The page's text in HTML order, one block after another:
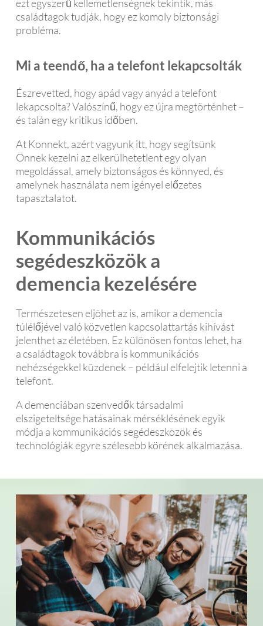
ezt egyszerű kellemetlenségnek tekintik, más
családtagok tudják, hogy ez komoly biztonsági
probléma.
Mi a teendő, ha a telefont lekapcsolták
Észrevetted, hogy apád vagy anyád a telefont
lekapcsolta? Valószínű, hogy ez újra megtörténhet –
és talán egy kritikus időben.
At Konnekt, azért vagyunk itt, hogy segítsünk
Önnek kezelni az elkerülhetetlent egy olyan
megoldással, amely biztonságos és könnyed, és
amelynek használata nem igényel előzetes
tapasztalatot.
Kommunikációs
segédeszközök a
demencia kezelésére
Természetesen eljöhet az is, amikor a demencia
túlélőjével való közvetlen kapcsolattartás kihívást
jelenthet az életében. Ez különösen fontos lehet, ha
a családtagok továbbra is kommunikációs
nehézségekkel küzdenek – például elfelejtik letenni a
telefont.
A demenciában szenvedők társadalmi
elszigeteltsége hatásainak mérséklésének egyik
módja a kommunikációs segédeszközök és
technológiák egyre szélesebb körének alkalmazása.